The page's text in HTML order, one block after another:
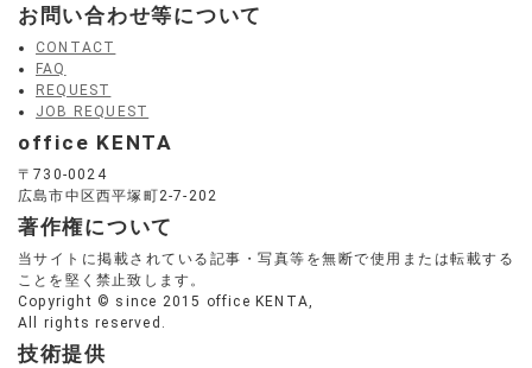
お問い合わせ等について
CONTACT
FAQ
REQUEST
JOB REQUEST
office KENTA
〒730-0024
広島市中区西平塚町2-7-202
著作権について
当サイトに掲載されている記事・写真等を無断で使用または転載する
ことを堅く禁止致します。
Copyright © since 2015 office KENTA,
All rights reserved.
技術提供